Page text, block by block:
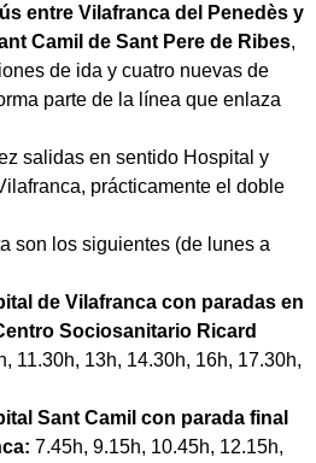
entre Vilafranca del Penedès y
Camil de Sant Pere de Ribes,
de ida y cuatro nuevas de
parte de la línea que enlaza
salidas en sentido Hospital y
prácticamente el doble
son los siguientes (de lunes a
de Vilafranca con paradas en
Sociosanitario Ricard
11.30h, 13h, 14.30h, 16h, 17.30h,
Sant Camil con parada final
7.45h, 9.15h, 10.45h, 12.15h,